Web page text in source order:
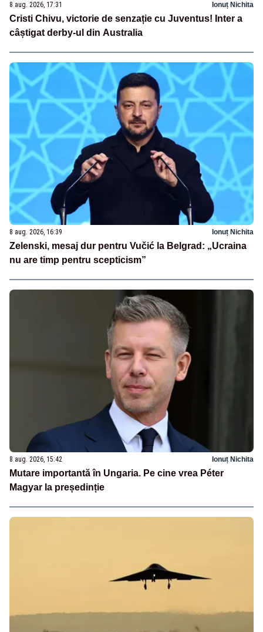
8 aug. 2026, 17:31 Ionuț Nichita
Cristi Chivu, victorie de senzație cu Juventus! Inter a
câștigat derby-ul din Australia
8 aug. 2026, 16:39 Ionuț Nichita
Zelenski, mesaj dur pentru Vučić la Belgrad: „Ucraina
nu are timp pentru scepticism”
8 aug. 2026, 15:42 Ionuț Nichita
Mutare importantă în Ungaria. Pe cine vrea Péter
Magyar la președinție